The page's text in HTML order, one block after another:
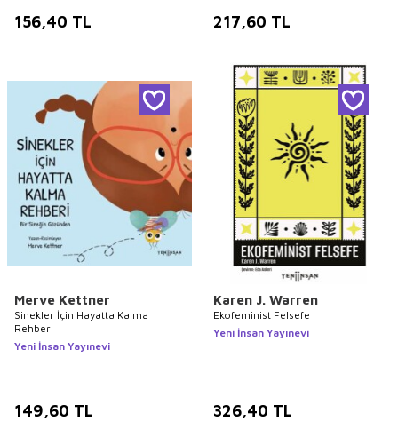
156,40 TL 217,60 TL
Merve Kettner
Sinekler İçin Hayatta Kalma
Rehberi
Yeni İnsan Yayınevi
149,60 TL
Karen J. Warren
Ekofeminist Felsefe
Yeni İnsan Yayınevi
326,40 TL